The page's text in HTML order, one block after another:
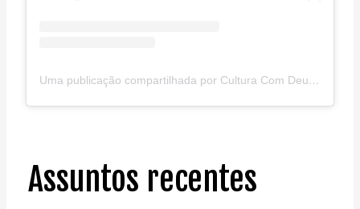
Uma publicação compartilhada por Cultura Com Deus (@culturacomdeus)
Assuntos recentes